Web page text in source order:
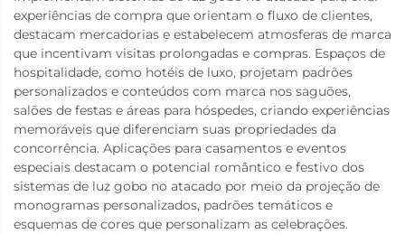
experiências de compra que orientam o fluxo de clientes,
destacam mercadorias e estabelecem atmosferas de marca
que incentivam visitas prolongadas e compras. Espaços de
hospitalidade, como hotéis de luxo, projetam padrões
personalizados e conteúdos com marca nos saguões,
salões de festas e áreas para hóspedes, criando experiências
memoráveis que diferenciam suas propriedades da
concorrência. Aplicações para casamentos e eventos
especiais destacam o potencial romântico e festivo dos
sistemas de luz gobo no atacado por meio da projeção de
monogramas personalizados, padrões temáticos e
esquemas de cores que personalizam as celebrações.